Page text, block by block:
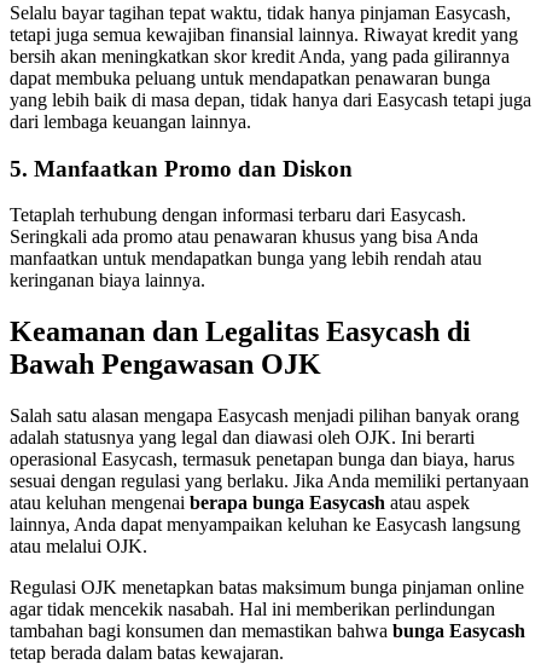
Selalu bayar tagihan tepat waktu, tidak hanya pinjaman Easycash,
tetapi juga semua kewajiban finansial lainnya. Riwayat kredit yang
bersih akan meningkatkan skor kredit Anda, yang pada gilirannya
dapat membuka peluang untuk mendapatkan penawaran bunga
yang lebih baik di masa depan, tidak hanya dari Easycash tetapi juga
dari lembaga keuangan lainnya.
5. Manfaatkan Promo dan Diskon
Tetaplah terhubung dengan informasi terbaru dari Easycash.
Seringkali ada promo atau penawaran khusus yang bisa Anda
manfaatkan untuk mendapatkan bunga yang lebih rendah atau
keringanan biaya lainnya.
Keamanan dan Legalitas Easycash di
Bawah Pengawasan OJK
Salah satu alasan mengapa Easycash menjadi pilihan banyak orang
adalah statusnya yang legal dan diawasi oleh OJK. Ini berarti
operasional Easycash, termasuk penetapan bunga dan biaya, harus
sesuai dengan regulasi yang berlaku. Jika Anda memiliki pertanyaan
atau keluhan mengenai berapa bunga Easycash atau aspek
lainnya, Anda dapat menyampaikan keluhan ke Easycash langsung
atau melalui OJK.
Regulasi OJK menetapkan batas maksimum bunga pinjaman online
agar tidak mencekik nasabah. Hal ini memberikan perlindungan
tambahan bagi konsumen dan memastikan bahwa bunga Easycash
tetap berada dalam batas kewajaran.